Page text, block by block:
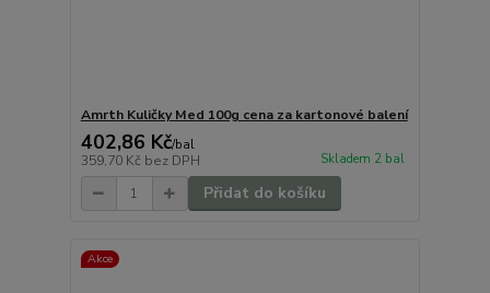
Amrth Kuličky Med 100g cena za kartonové balení
402,86 Kč/bal
359,70 Kč bez DPH Skladem 2 bal
Přidat do košíku
Akce